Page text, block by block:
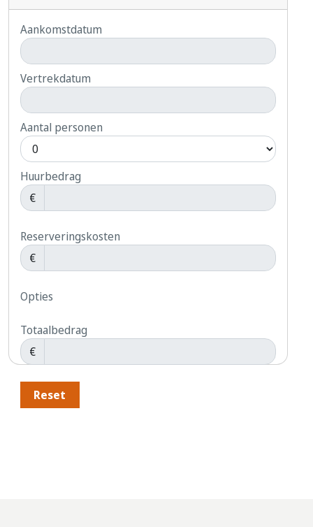
Aankomstdatum
Vertrekdatum
Aantal personen
Huurbedrag
€
Reserveringskosten
€
Opties
Totaalbedrag
€
Reset